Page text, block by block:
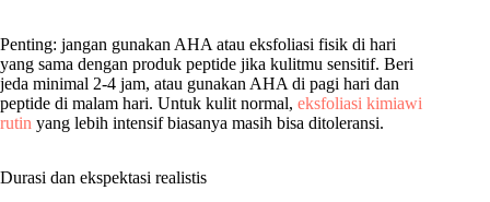
Penting: jangan gunakan AHA atau eksfoliasi fisik di hari
yang sama dengan produk peptide jika kulitmu sensitif. Beri
jeda minimal 2-4 jam, atau gunakan AHA di pagi hari dan
peptide di malam hari. Untuk kulit normal, eksfoliasi kimiawi
rutin yang lebih intensif biasanya masih bisa ditoleransi.
Durasi dan ekspektasi realistis